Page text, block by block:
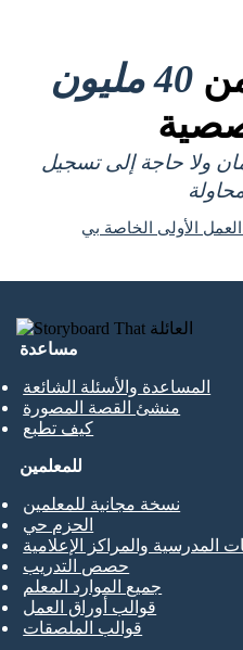
40 مليون
ولا حاجة إلى تسجيل
العمل الأولى الخاصة بي
مساعدة
المساعدة والأسئلة الشائعة
منشئ القصة المصورة
كيف تطبع
للمعلمين
نسخة مجانية للمعلمين
الحزم حي
المدرسية والمراكز الإعلامية
حصص التدريب
جميع الموارد المعلم
قوالب أوراق العمل
قوالب الملصقات